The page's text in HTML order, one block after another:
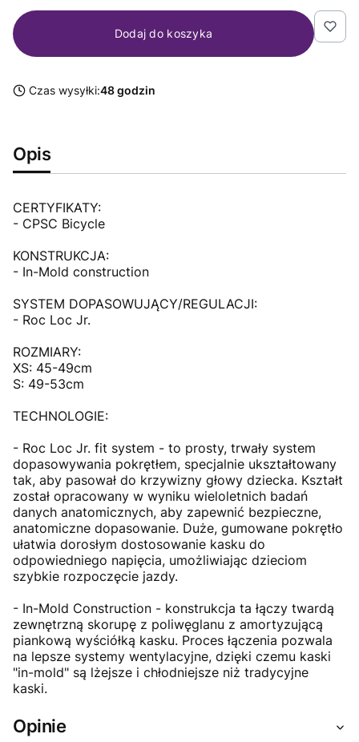
Dodaj do koszyka
Czas wysyłki:48 godzin
Opis
CERTYFIKATY:
- CPSC Bicycle
KONSTRUKCJA:
- In-Mold construction
SYSTEM DOPASOWUJĄCY/REGULACJI:
- Roc Loc Jr.
ROZMIARY:
XS: 45-49cm
S: 49-53cm
TECHNOLOGIE:
- Roc Loc Jr. fit system - to prosty, trwały system
dopasowywania pokrętłem, specjalnie ukształtowany
tak, aby pasował do krzywizny głowy dziecka. Kształt
został opracowany w wyniku wieloletnich badań
danych anatomicznych, aby zapewnić bezpieczne,
anatomiczne dopasowanie. Duże, gumowane pokrętło
ułatwia dorosłym dostosowanie kasku do
odpowiedniego napięcia, umożliwiając dzieciom
szybkie rozpoczęcie jazdy.
- In-Mold Construction - konstrukcja ta łączy twardą
zewnętrzną skorupę z poliwęglanu z amortyzującą
piankową wyściółką kasku. Proces łączenia pozwala
na lepsze systemy wentylacyjne, dzięki czemu kaski
"in-mold" są lżejsze i chłodniejsze niż tradycyjne
kaski.
Opinie